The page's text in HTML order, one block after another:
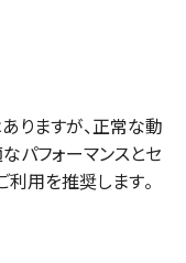
りますが、正常な動
パフォーマンスとセ
利用を推奨します。